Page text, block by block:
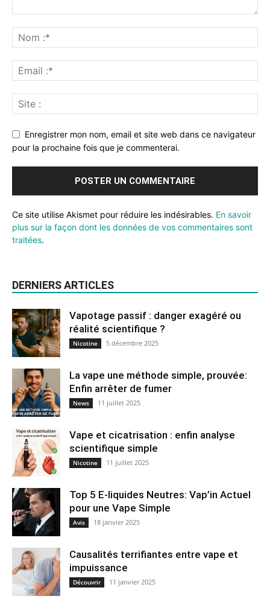
Enregistrer mon nom, email et site web dans ce navigateur
pour la prochaine fois que je commenterai.
Ce site utilise Akismet pour réduire les indésirables. En savoir
plus sur la façon dont les données de vos commentaires sont
traitées.
DERNIERS ARTICLES
Vapotage passif : danger exagéré ou
réalité scientifique ?
Nicotine 5 décembre 2025
La vape une méthode simple, prouvée:
Enfin arrêter de fumer
News 11 juillet 2025
Vape et cicatrisation : enfin analyse
scientifique simple
Nicotine 11 juillet 2025
Top 5 E-liquides Neutres: Vap’in Actuel
pour une Vape Simple
Avis 18 janvier 2025
Causalités terrifiantes entre vape et
impuissance
Découvrir 11 janvier 2025